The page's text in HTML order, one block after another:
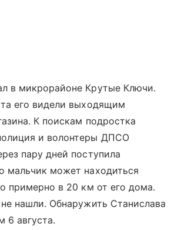
в микрорайоне Крутые Ключи.
его видели выходящим
К поискам подростка
и волонтеры ДПСО
пару дней поступила
мальчик может находиться
примерно в 20 км от его дома.
нашли. Обнаружить Станислава
6 августа.